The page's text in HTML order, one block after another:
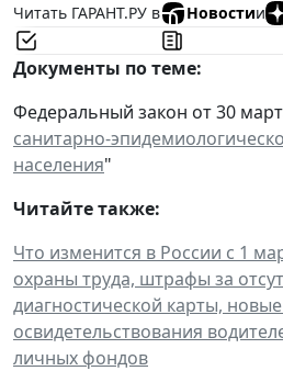
Читать ГАРАНТ.РУ в
Новостии
Документы по теме:
Федеральный закон от 30
санитарно-
населения"
Читайте также:
Что изменится в России с 1
охраны труда, штрафы за
диагностической карты,
освидетельствования
личных фондов